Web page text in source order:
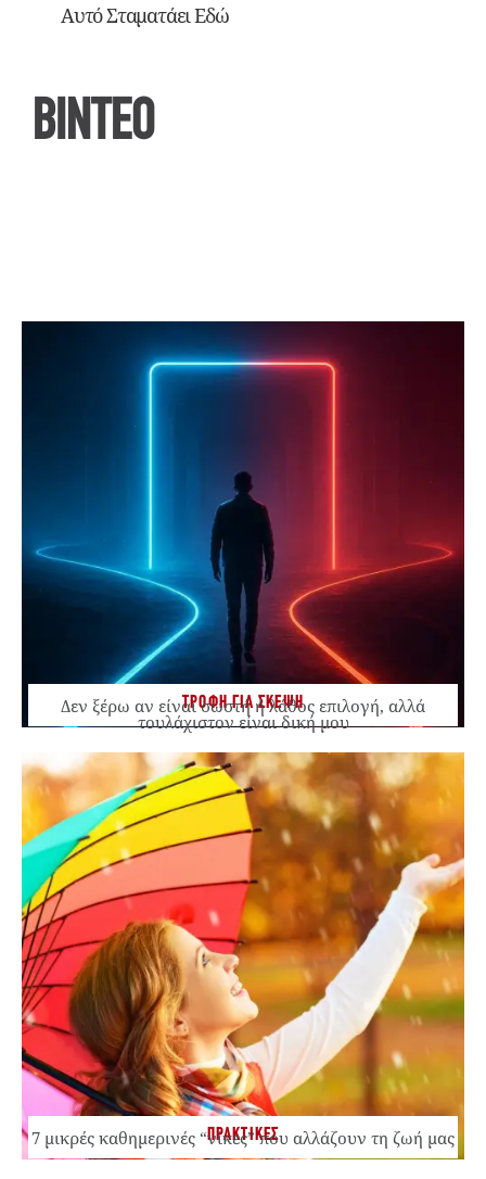
Αυτό Σταματάει Εδώ
ΒΙΝΤΕΟ
ΤΡΟΦΗ ΓΙΑ ΣΚΕΨΗ
Δεν ξέρω αν είναι σωστή ή λάθος επιλογή, αλλά
τουλάχιστον είναι δική μου
ΠΡΑΚΤΙΚΕΣ
7 μικρές καθημερινές “νίκες” που αλλάζουν τη ζωή μας